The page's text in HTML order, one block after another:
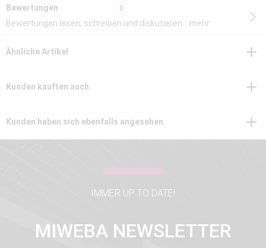
Bewertungen 0
Bewertungen lesen, schreiben und diskutieren... mehr
Ähnliche Artikel
Kunden kauften auch
Kunden haben sich ebenfalls angesehen
IMMER UP TO DATE!
MIWEBA NEWSLETTER